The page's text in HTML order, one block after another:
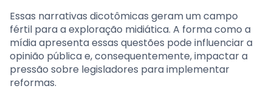
Essas narrativas dicotômicas geram um campo
fértil para a exploração midiática. A forma como a
mídia apresenta essas questões pode influenciar a
opinião pública e, consequentemente, impactar a
pressão sobre legisladores para implementar
reformas.